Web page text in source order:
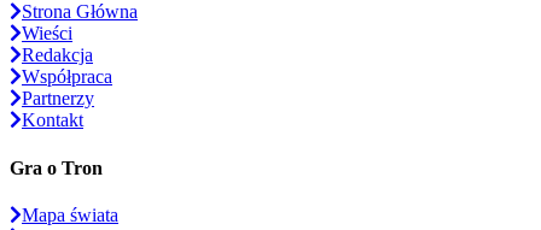
Strona Główna
Wieści
Redakcja
Współpraca
Partnerzy
Kontakt
Gra o Tron
Mapa świata